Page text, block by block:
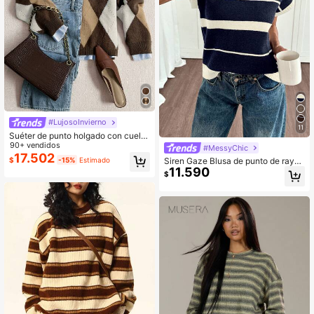
#LujosoInvierno
Suéter de punto holgado con cuello
redondo, patrón de rombos y bloque
s de color, cómodo y cálido, para ot
oño/invierno, marrón, estilo vacacio
90+ vendidos
$17.502 -15% Estimado
11
#MessyChic
Siren Gaze Blusa de punto de rayas
de color contrastante para mujer
$11.590